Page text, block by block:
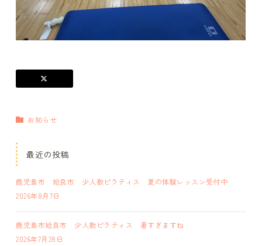
お知らせ
最近の投稿
鹿児島市 姶良市 少人数ピラティス 夏の体験レッスン受付中
2026年8月7日
鹿児島市姶良市 少人数ピラティス 暑すぎますね
2026年7月28日